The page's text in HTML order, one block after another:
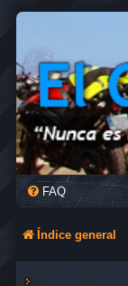
FAQ
Índice general